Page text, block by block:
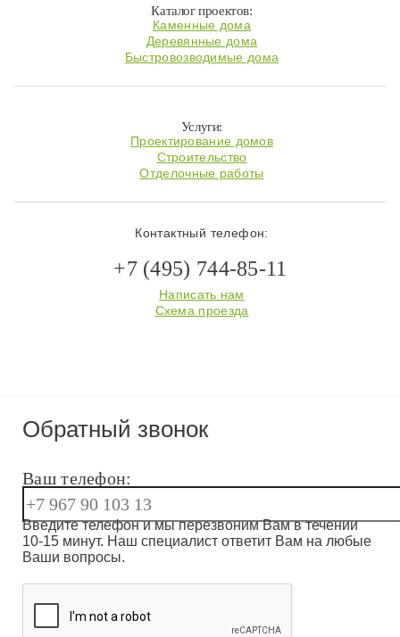
Каталог проектов:
Каменные дома
Деревянные дома
Быстровозводимые дома
Услуги:
Проектирование домов
Строительство
Отделочные работы
Контактный телефон:
+7 (495) 744-85-11
Написать нам
Схема проезда
Обратный звонок
Ваш телефон:
Введите телефон и мы перезвоним Вам в течении
10-15 минут. Наш специалист ответит Вам на любые
Ваши вопросы.